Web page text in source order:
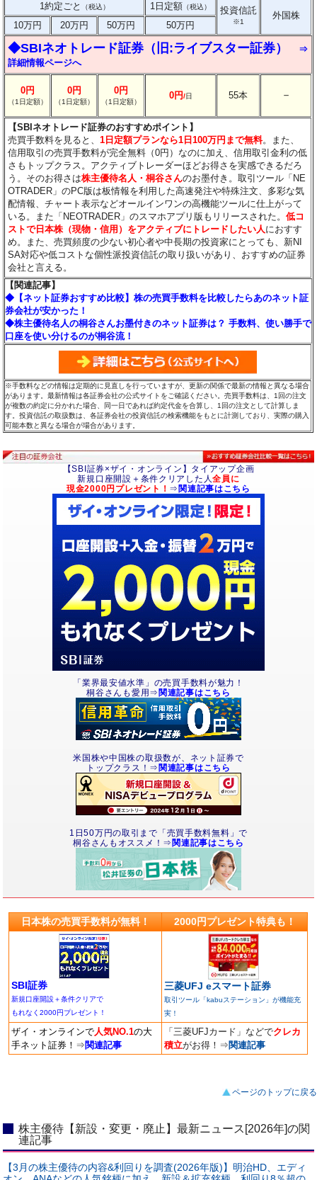
1約定ごと （税込） 1日定額 （税込） 投資信託
※1
外国株
10万円
20万円 50万円 50万円
◆SBIネオトレード証券（旧:ライブスター証券）
⇒
詳細情報ページへ
0円
（1日定額）
0円
（1日定額）
0円
（1日定額）
0円/日 55本 －
【SBIネオトレード証券のおすすめポイント】
売買手数料を見ると、1日定額プランなら1日100万円まで無料。また、
信用取引の売買手数料が完全無料（0円）なのに加え、信用取引金利の低
さもトップクラス。アクティブトレーダーほどお得さを実感できるだろ
う。そのお得さは株主優待名人・桐谷さんのお墨付き。取引ツール「NE
OTRADER」のPC版は板情報を利用した高速発注や特殊注文、多彩な気
配情報、チャート表示などオールインワンの高機能ツールに仕上がって
いる。また「NEOTRADER」のスマホアプリ版もリリースされた。低コ
ストで日本株（現物・信用）をアクティブにトレードしたい人におすす
め。また、売買頻度の少ない初心者や中長期の投資家にとっても、新NI
SA対応や低コストな個性派投資信託の取り扱いがあり、おすすめの証券
会社と言える。
【関連記事】
◆【ネット証券おすすめ比較】株の売買手数料を比較したらあのネット証
券会社が安かった！
◆株主優待名人の桐谷さんお墨付きのネット証券は？ 手数料、使い勝手で
口座を使い分けるのが桐谷流！
※手数料などの情報は定期的に見直しを行っていますが、更新の関係で最新の情報と異なる場合
があります。最新情報は各証券会社の公式サイトをご確認ください。売買手数料は、1回の注文
が複数の約定に分かれた場合、同一日であれば約定代金を合算し、1回の注文として計算しま
す。投資信託の取扱数は、各証券会社の投資信託の検索機能をもとに計測しており、実際の購入
可能本数と異なる場合が場合があります。
【SBI証券×ザイ・オンライン】タイアップ企画
新規口座開設＋条件クリアした人全員に
現金2000円プレゼント！ ⇒ 関連記事はこちら
「業界最安値水準」の売買手数料が魅力！
桐谷さんも愛用⇒ 関連記事はこちら
米国株や中国株の取扱数が、ネット証券で
トップクラス！⇒ 関連記事はこちら
1日50万円の取引まで「売買手数料無料」で
桐谷さんもオススメ！⇒ 関連記事はこちら
日本株の売買手数料が無料！ 2000円プレゼント特典も！
SBI証券
新規口座開設＋条件クリアで
もれなく2000円プレゼント！
三菱UFJ eスマート証券
取引ツール「kabuステーション」が機能充
実！
ザイ・オンラインで人気NO.1の大
手ネット証券！ ⇒ 関連記事
「三菱UFJカード」などでクレカ
積立がお得！ ⇒ 関連記事
ページのトップに戻る
株主優待【新設・変更・廃止】最新ニュース[2026年]の関
連記事
【3月の株主優待の内容&利回りを調査(2026年版)】明治HD、エディ